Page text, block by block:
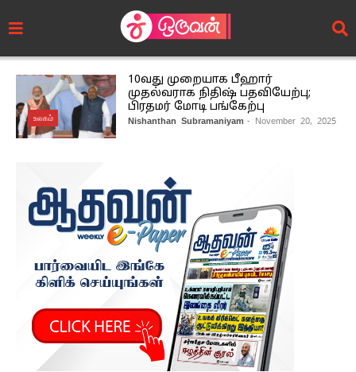
உலகம்
10வது முறையாக பீஹார்
முதல்வராக நிதிஷ் பதவியேற்பு;
பிரதமர் மோடி பங்கேற்பு
Nishanthan Subramaniyam - November 20, 2025